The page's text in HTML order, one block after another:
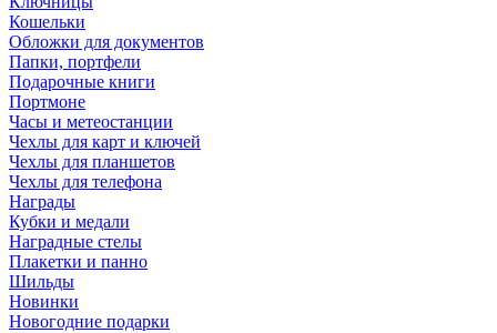
Кошельки
Обложки для документов
Папки, портфели
Подарочные книги
Портмоне
Часы и метеостанции
Чехлы для карт и ключей
Чехлы для планшетов
Чехлы для телефона
Награды
Кубки и медали
Наградные стелы
Плакетки и панно
Шильды
Новинки
Новогодние подарки